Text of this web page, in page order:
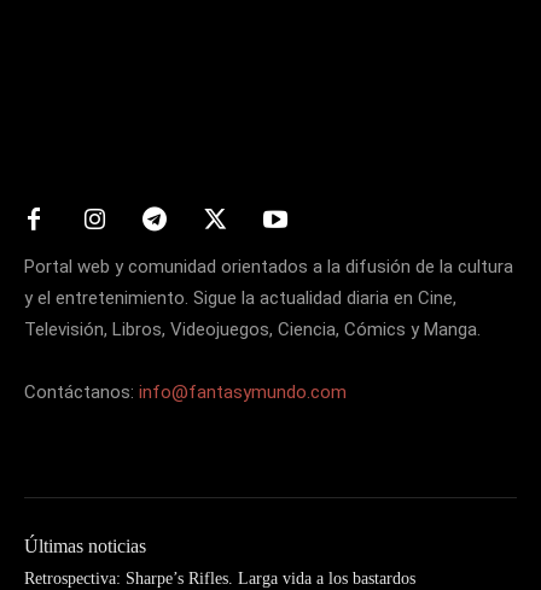
Portal web y comunidad orientados a la difusión de la cultura
y el entretenimiento. Sigue la actualidad diaria en Cine,
Televisión, Libros, Videojuegos, Ciencia, Cómics y Manga.
Contáctanos: info@fantasymundo.com
Últimas noticias
Retrospectiva: Sharpe’s Rifles. Larga vida a los bastardos